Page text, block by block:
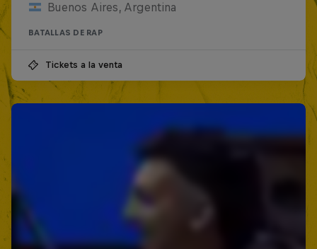
Buenos Aires, Argentina
BATALLAS DE RAP
Tickets a la venta